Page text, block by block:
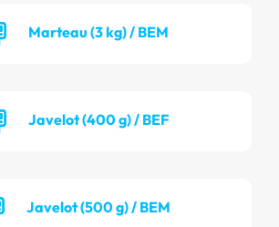
Marteau (3 kg) / BEM
Javelot (400 g) / BEF
Javelot (500 g) / BEM